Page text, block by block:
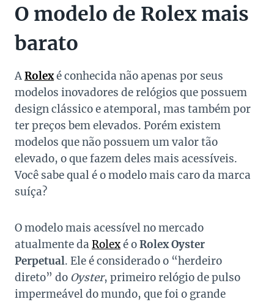
O modelo de Rolex mais
barato
ARolexé conhecida não apenas por seus
modelos inovadores de relógios que possuem
design clássico e atemporal, mas também por
ter preços bem elevados. Porém existem
modelos que não possuem um valor tão
elevado, o que fazem deles mais acessíveis.
Você sabe qual é o modelo mais caro da marca
suíça?
O modelo mais acessível no mercado
atualmente da Rolexé oRolex Oyster
Perpetual. Ele é considerado o “herdeiro
direto” do Oyster, primeiro relógio de pulso
impermeável do mundo, que foi o grande